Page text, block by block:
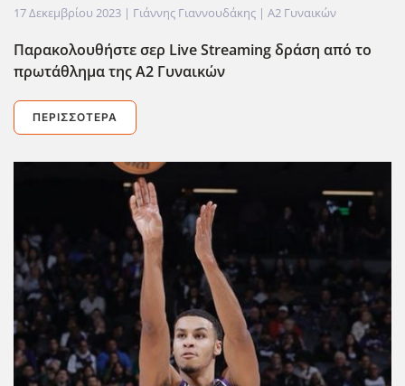
17 Δεκεμβρίου 2023 | Γιάννης Γιαννουδάκης | Α2 Γυναικών
Παρακολουθήστε σερ LiveStreamingδράση από το
πρωτάθλημα της Α2 Γυναικών
ΠΕΡΙΣΣΌΤΕΡΑ